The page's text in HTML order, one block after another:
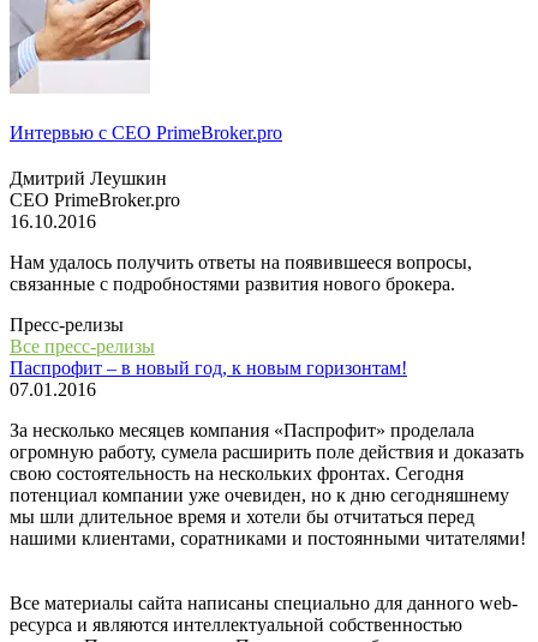
Интервью с СЕО PrimeBroker.pro
Дмитрий Леушкин
СЕО PrimeBroker.pro
16.10.2016
Нам удалось получить ответы на появившееся вопросы,
связанные с подробностями развития нового брокера.
Пресс-релизы
Все пресс-релизы
Паспрофит – в новый год, к новым горизонтам!
07.01.2016
За несколько месяцев компания «Паспрофит» проделала
огромную работу, сумела расширить поле действия и доказать
свою состоятельность на нескольких фронтах. Сегодня
потенциал компании уже очевиден, но к дню сегодняшнему
мы шли длительное время и хотели бы отчитаться перед
нашими клиентами, соратниками и постоянными читателями!
Все материалы сайта написаны специально для данного web-
ресурса и являются интеллектуальной собственностью